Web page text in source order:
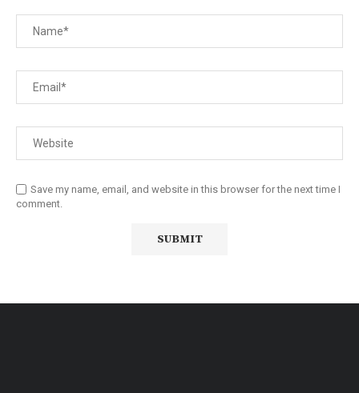
Save my name, email, and website in this browser for the next time I
comment.